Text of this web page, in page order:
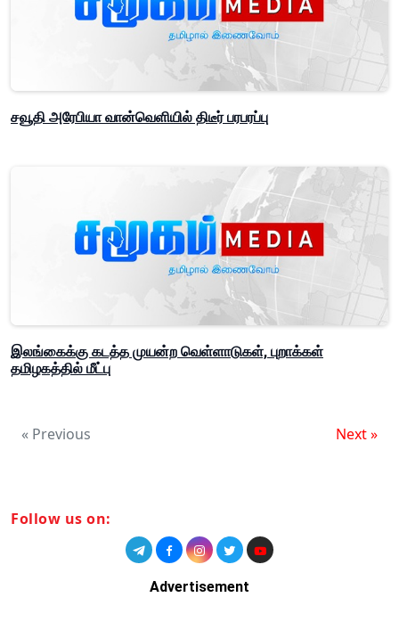
சவூதி அரேபியா வான்வெளியில் திடீர் பரபரப்பு
இலங்கைக்கு கடத்த முயன்ற வெள்ளாடுகள், புறாக்கள்
தமிழகத்தில் மீட்பு
« Previous Next »
Follow us on:
Advertisement